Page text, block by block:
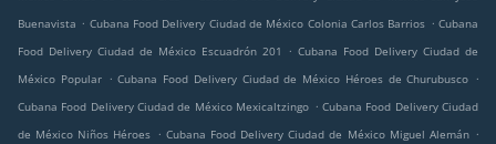
Buenavista . Cubana Food Delivery Ciudad de México Colonia Carlos Barrios . Cubana
Food Delivery Ciudad de México Escuadrón 201
. Cubana Food Delivery Ciudad de
México Popular . Cubana Food Delivery Ciudad de México Héroes de Churubusco .
Cubana Food Delivery Ciudad de México Mexicaltzingo . Cubana Food Delivery Ciudad
de México Niños Héroes . Cubana Food Delivery Ciudad de México Miguel Alemán .